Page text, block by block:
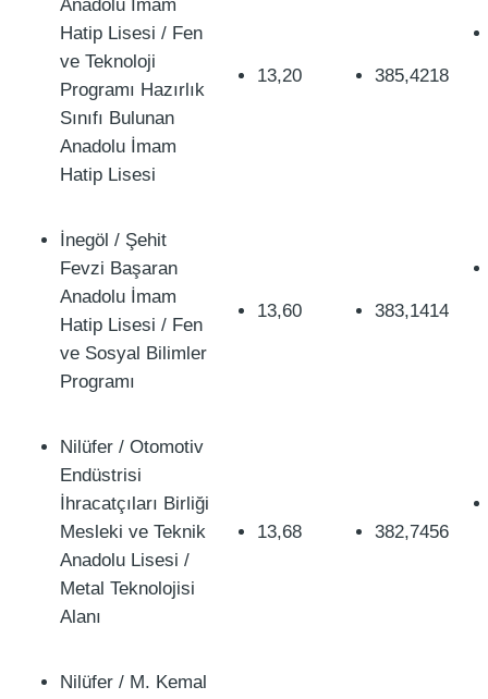
Anadolu İmam
Hatip Lisesi / Fen
ve Teknoloji
Programı Hazırlık
Sınıfı Bulunan
Anadolu İmam
Hatip Lisesi
13,20 385,4218
İnegöl / Şehit
Fevzi Başaran
Anadolu İmam
Hatip Lisesi / Fen
ve Sosyal Bilimler
Programı
13,60 383,1414
Nilüfer / Otomotiv
Endüstrisi
İhracatçıları Birliği
Mesleki ve Teknik
Anadolu Lisesi /
Metal Teknolojisi
Alanı
13,68 382,7456
Nilüfer / M. Kemal